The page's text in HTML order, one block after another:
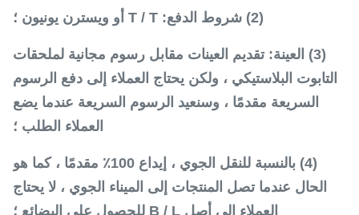
(2) شروط الدفع: T / T أو ويسترن يونيون ؛
(3) العينة: تقديم العينات مقابل رسوم مجانية لملحقات
التابوت البلاستيكي ، ولكن يحتاج العملاء إلى دفع الرسوم
السريعة مقدمًا ، وسنعيد الرسوم السريعة عندما يضع
العملاء الطلب ؛
(4) بالنسبة للنقل الجوي ، إيداع 100٪ مقدمًا ، كما هو
الحال عندما تصل المنتجات إلى الميناء الجوي ، لا يحتاج
العملاء إلى أصل B / L للحصول على البضائع ؛